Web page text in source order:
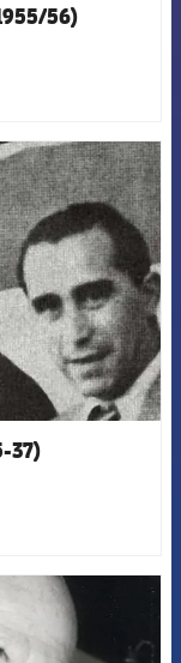
56)
badge
37)
badge